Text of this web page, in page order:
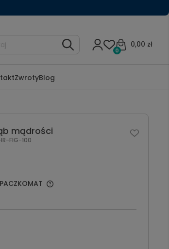
0,00 zł
0
ZwrotyBlog
mądrości
FIG-100